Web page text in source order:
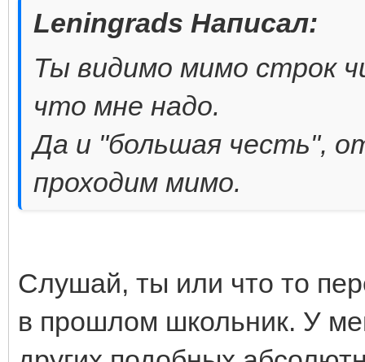
Leningrads Написал:
Ты видимо мимо строк
что мне надо.
Да и "большая честь",
проходим мимо.
Слушай, ты или что то
в прошлом школьник. У